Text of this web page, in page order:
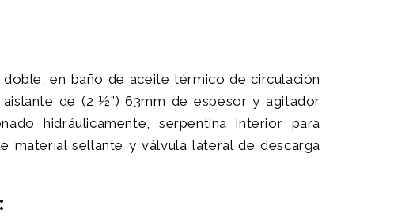
en baño de aceite térmico de circulación
de (2 ½”) 63mm de espesor y agitador
hidráulicamente, serpentina interior para
material sellante y válvula lateral de descarga